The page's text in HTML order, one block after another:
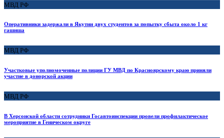
МВД РФ
Оперативники задержали в Якутии двух студентов за попытку сбыта около 1 кг
гашиша
МВД РФ
Участковые уполномоченные полиции ГУ МВД по Красноярскому краю приняли
участие в донорской акции
МВД РФ
В Херсонской области сотрудники Госавтоинспекции провели профилактическое
мероприятие в Геническом округе